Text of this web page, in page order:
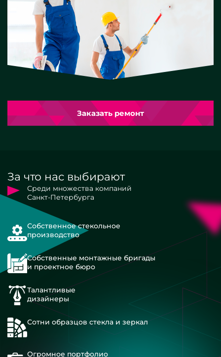
Заказать ремонт
За что нас выбирают
Среди множества компаний
Санкт-Петербурга
Собственное стекольное
производство
Собственные монтажные бригады
и проектное бюро
Талантливые
дизайнеры
Сотни образцов стекла и зеркал
Огромное портфолио